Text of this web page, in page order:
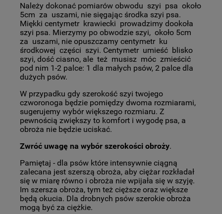
Należy dokonać pomiarów obwodu szyi psa około
5cm za uszami, nie sięgając środka szyi psa.
Miękki centymetr krawiecki prowadzimy dookoła
szyi psa. Mierzymy po obwodzie szyi, około 5cm
za uszami, nie opuszczamy centymetr ku
środkowej części szyi. Centymetr umieść blisko
szyi, dość ciasno, ale też musisz móc zmieścić
pod nim 1-2 palce: 1 dla małych psów, 2 palce dla
dużych psów.
W przypadku gdy szerokość szyi twojego
czworonoga będzie pomiędzy dwoma rozmiarami,
sugerujemy wybór większego rozmiaru. Z
pewnością zwiększy to komfort i wygodę psa, a
obroża nie będzie uciskać.
Zwróć uwagę na wybór szerokości obroży.
Pamiętaj - dla psów które intensywnie ciągną
zalecana jest szerszą obroża, aby ciężar rozkładał
się w miarę równo i obroża nie wpijała się w szyję.
Im szersza obroża, tym też cięższe oraz większe
będą okucia. Dla drobnych psów szerokie obroża
mogą być za ciężkie.